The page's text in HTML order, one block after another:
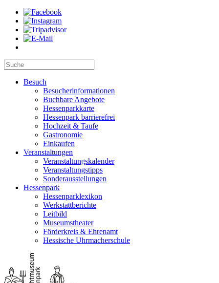
Besuch
Besucherinformationen
Buchbare Angebote
Hessenparkkarte
Hessenpark barrierefrei
Hochzeit & Taufe
Gastronomie
Einkaufen
Veranstaltungen
Veranstaltungskalender
Veranstaltungstipps
Sonderausstellungen
Hessenpark
Hessenparklexikon
Werkstattberichte
Leitbild
Museumstheater
Förderkreis & Ehrenamt
Hessische Uhrmacherschule